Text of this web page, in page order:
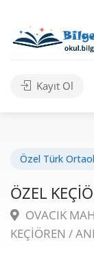
Kayıt Ol
Özel Türk
ÖZEL
OVACIK
KEÇİÖREN /